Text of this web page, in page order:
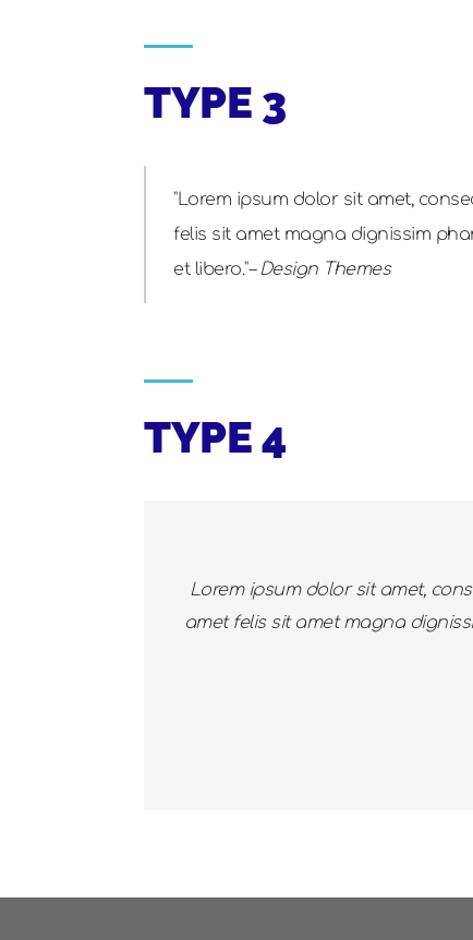
TYPE 3
Lorem ipsum dolor sit amet,
felis sit amet magna dignissim
et libero.– Design Themes
TYPE 4
Lorem ipsum dolor sit amet,
amet felis sit amet magna